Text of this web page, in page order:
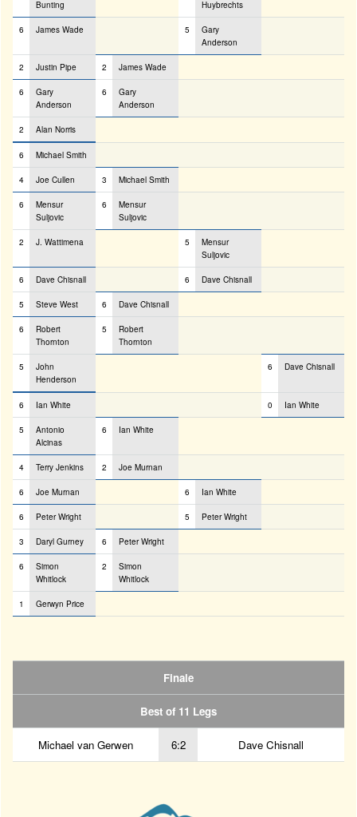
Bunting
Huybrechts
6 James Wade 5
Gary
Anderson
2 Justin Pipe 2 James Wade
6
Gary
Anderson
6
Gary
Anderson
2 Alan Norris
6 Michael Smith
4 Joe Cullen 3 Michael Smith
6
Mensur
Suljovic
6
Mensur
Suljovic
2 J. Wattimena 5
Mensur
Suljovic
6 Dave Chisnall 6 Dave Chisnall
5 Steve West 6 Dave Chisnall
6
Robert
Thornton
5
Robert
Thornton
5
John
Henderson
6 Dave Chisnall
6 Ian White 0 Ian White
5
Antonio
Alcinas
6 Ian White
4 Terry Jenkins 2 Joe Murnan
6 Joe Murnan 6 Ian White
6 Peter Wright 5 Peter Wright
3 Daryl Gurney 6 Peter Wright
6
Simon
Whitlock
2
Simon
Whitlock
1 Gerwyn Price
Finale
Best of 11 Legs
Michael van Gerwen 6:2 Dave Chisnall